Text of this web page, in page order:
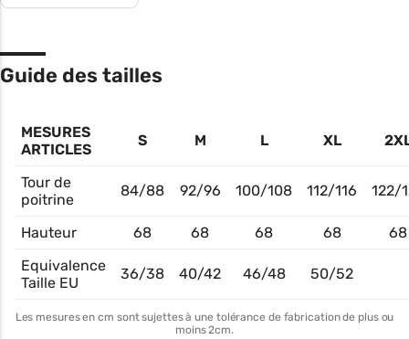
Guide des tailles
MESURES
ARTICLES
S M L XL
Tour de
poitrine
84/88 92/96 100/108 112/116 122/
Hauteur 68 68 68 68
68
Equivalence
Taille EU
36/38 40/42 46/48 50/52
Les mesures en cm sont sujettes à une tolérance de fabrication de plus ou
moins 2cm.